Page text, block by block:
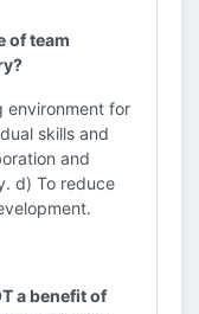
of team
environment for
skills and
and
d) To reduce
a benefit of